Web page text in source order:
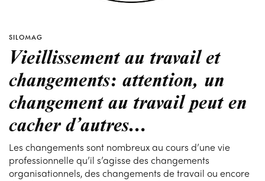
SILOMAG
Vieillissement au travail et
changements: attention, un
changement au travail peut en
cacher d’autres…
Les changements sont nombreux au cours d’une vie
professionnelle qu’il s’agisse des changements
organisationnels, des changements de travail ou encore